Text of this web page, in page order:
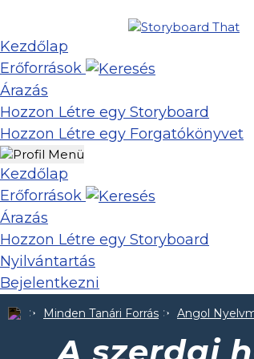
Kezdőlap
Erőforrások
Árazás
Hozzon Létre egy Storyboard
Hozzon Létre egy Forgatókönyvet
Kezdőlap
Erőforrások
Árazás
Hozzon Létre egy Storyboard
Nyilvántartás
Bejelentkezni
Minden Tanári Forrás Angol